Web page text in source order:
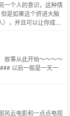
一个人的意识，这种情
是如果这个挤进大脑
，并且可以让你成为
界的神奇医术，并且
故事从此开始～～～～
以后一般是一天一
风云电影和一点点电视